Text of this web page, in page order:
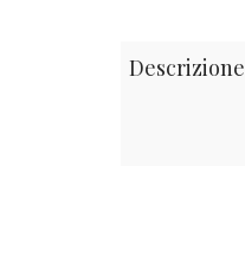
Descrizione